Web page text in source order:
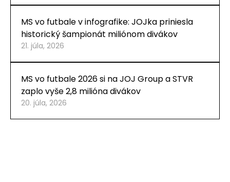
MS vo futbale v infografike: JOJka priniesla
historický šampionát miliónom divákov
21. júla, 2026
MS vo futbale 2026 si na JOJ Group a STVR
zaplo vyše 2,8 milióna divákov
20. júla, 2026